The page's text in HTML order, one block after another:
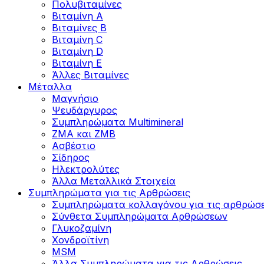
Πολυβιταμίνες
Βιταμίνη Α
Βιταμίνες Β
Βιταμίνη C
Βιταμίνη D
Βιταμίνη Ε
Άλλες Βιταμίνες
Μέταλλα
Μαγνήσιο
Ψευδάργυρος
Συμπληρώματα Multimineral
ZMA και ZMB
Ασβέστιο
Σίδηρος
Ηλεκτρολύτες
Άλλα Mεταλλικά Στοιχεία
Συμπληρώματα για τις Αρθρώσεις
Συμπληρώματα κολλαγόνου για τις
Σύνθετα Συμπληρώματα Αρθρώσεων
Γλυκοζαμίνη
Χονδροϊτίνη
MSM